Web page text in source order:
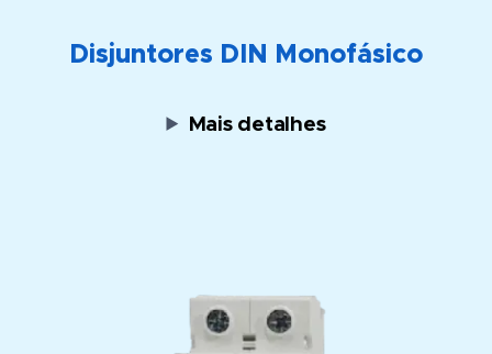
Disjuntores DIN Monofásico
Mais detalhes